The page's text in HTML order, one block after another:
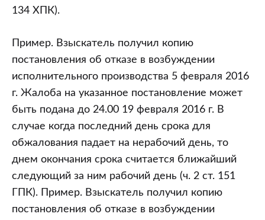
134 ХПК).
Пример. Взыскатель получил копию
постановления об отказе в возбуждении
исполнительного производства 5 февраля 2016
г. Жалоба на указанное постановление может
быть подана до 24.00 19 февраля 2016 г. В
случае когда последний день срока для
обжалования падает на нерабочий день, то
днем окончания срока считается ближайший
следующий за ним рабочий день (ч. 2 ст. 151
ГПК). Пример. Взыскатель получил копию
постановления об отказе в возбуждении